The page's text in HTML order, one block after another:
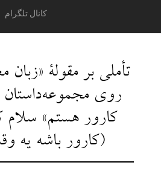
کانال تلگرام
تأملی بر مقولة «زبان
روی مجموعه‌داستان
(کارور باشه یه